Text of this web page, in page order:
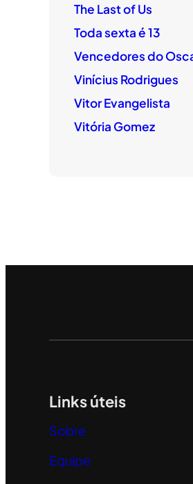
The Last of Us
Toda sexta é 13
Vencedores do
Vinícius Rodrigues
Vitor Evangelista
Vitória Gomez
Links úteis
Sobre
Equipe